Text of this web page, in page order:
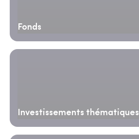
Fonds
Investissements thématiques